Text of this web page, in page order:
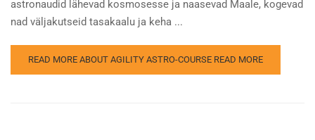
astronaudid lähevad kosmosesse ja naasevad Maale, kogevad
nad väljakutseid tasakaalu ja keha ...
READ MORE ABOUT AGILITY ASTRO-COURSE READ MORE